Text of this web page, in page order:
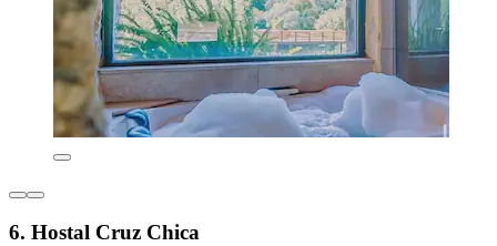
6. Hostal Cruz Chica